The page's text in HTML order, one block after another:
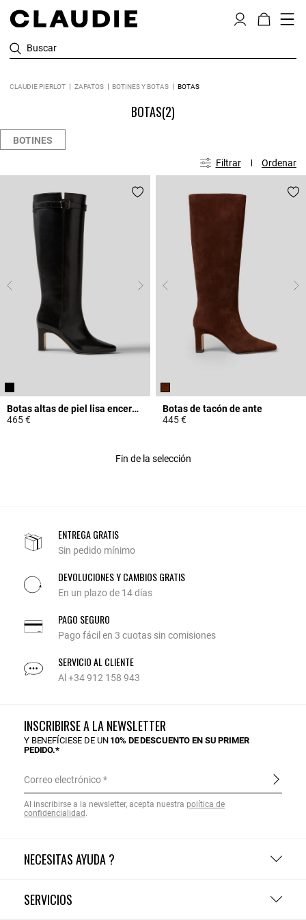
Buscar
CLAUDIE PIERLOT ZAPATOS BOTINES Y BOTAS BOTAS
BOTAS(2)
BOTINES
Filtrar Ordenar
Botas altas de piel lisa encerada
465 €
Botas de tacón de ante
445 €
Fin de la selección
ENTREGA GRATIS
Sin pedido mínimo
DEVOLUCIONES Y CAMBIOS GRATIS
En un plazo de 14 días
PAGO SEGURO
Pago fácil en 3 cuotas sin comisiones
SERVICIO AL CLIENTE
Al +34 912 158 943
NECESITAS AYUDA ?
SERVICIOS
INSCRIBIRSE A LA NEWSLETTER
Y BENEFÍCIESE DE UN 10% DE DESCUENTO EN SU PRIMER
PEDIDO.*
Correo electrónico
Al inscribirse a la newsletter, acepta nuestra política de
confidencialidad .